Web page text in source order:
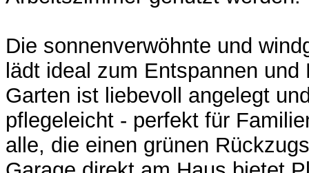
Die sonnenverwöhnte und
lädt ideal zum Entspannen und
Garten ist liebevoll angelegt
pflegeleicht - perfekt für
alle, die einen grünen